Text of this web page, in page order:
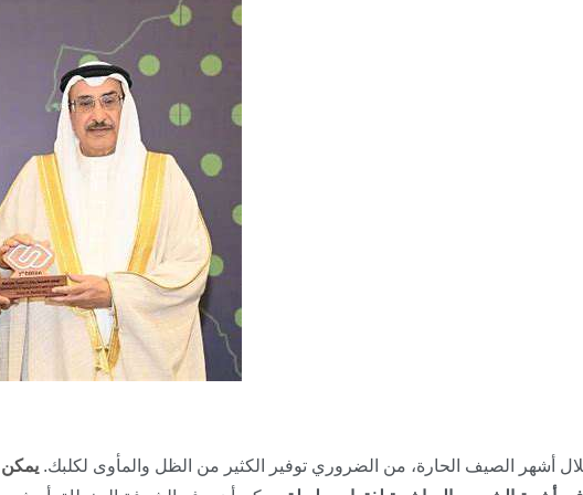
أشهر الصيف الحارة، من الضروري توفير الكثير من الظل والمأوى لكلبك. يمكن